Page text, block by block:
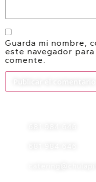
Guarda mi nombre,
este navegador
comente.